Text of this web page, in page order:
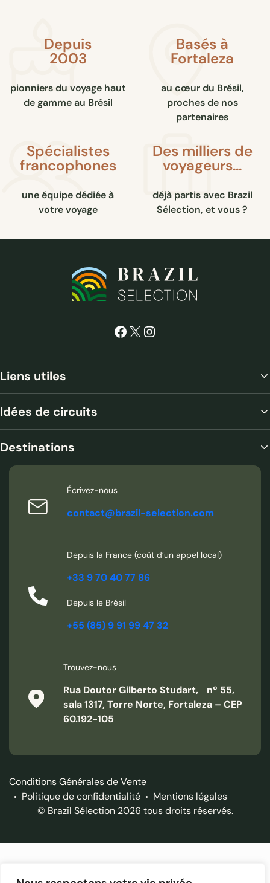
Depuis
2003
pionniers du voyage haut
de gamme au Brésil
Basés à
Fortaleza
au cœur du Brésil,
proches de nos
partenaires
Spécialistes
francophones
une équipe dédiée à
votre voyage
Des milliers de
voyageurs…
déjà partis avec Brazil
Sélection, et vous ?
Facebook
X Instagram
Liens utiles
Idées de circuits
Destinations
Écrivez-nous
contact@brazil-selection.com
Depuis la France (coût d’un appel local)
+33 9 70 40 77 86
Depuis le Brésil
+55 (85) 9 91 99 47 32
Trouvez-nous
Rua Doutor Gilberto Studart, nº 55,
sala 1317, Torre Norte, Fortaleza – CEP
60.192-105
Conditions Générales de Vente
Politique de confidentialité
Mentions légales
© Brazil Sélection 2026 tous droits réservés.